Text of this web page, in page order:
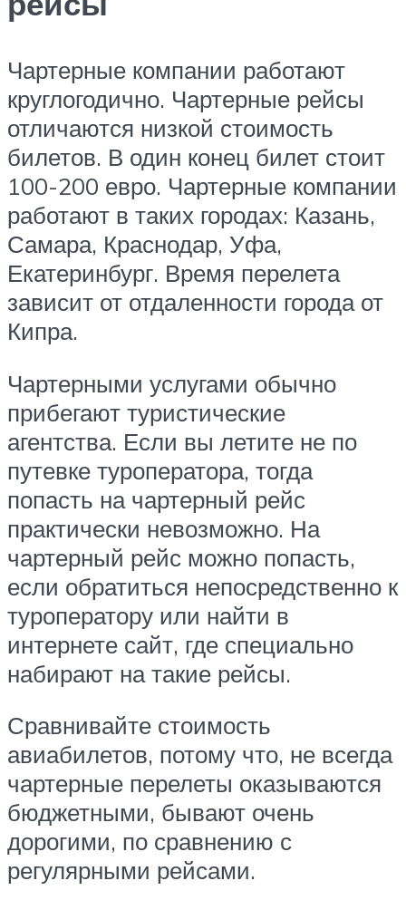
Чартерные компании работают
круглогодично. Чартерные рейсы
отличаются низкой стоимость
билетов. В один конец билет стоит
100-200 евро. Чартерные компании
работают в таких городах: Казань,
Самара, Краснодар, Уфа,
Екатеринбург. Время перелета
зависит от отдаленности города от
Кипра.
Чартерными услугами обычно
прибегают туристические
агентства. Если вы летите не по
путевке туроператора, тогда
попасть на чартерный рейс
практически невозможно. На
чартерный рейс можно попасть,
если обратиться непосредственно к
туроператору или найти в
интернете сайт, где специально
набирают на такие рейсы.
Сравнивайте стоимость
авиабилетов, потому что, не всегда
чартерные перелеты оказываются
бюджетными, бывают очень
дорогими, по сравнению с
регулярными рейсами.